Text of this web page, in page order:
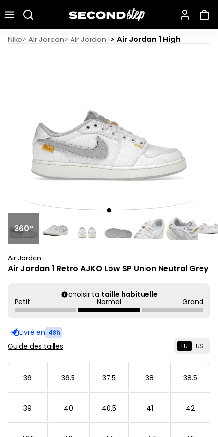
Nike> Air Jordan> Air Jordan 1> Air Jordan 1 High
Air Jordan 1 Retro AJKO Low SP Union Neutral Grey
360°
Air Jordan
Air Jordan 1 Retro AJKO Low SP Union Neutral Grey
choisir ta taille habituelle
Petit
Normal Grand
Livré en 48h
Guide des tailles EU US
36 36.5 37.5 38 38.5
39 40 40.5 41 42